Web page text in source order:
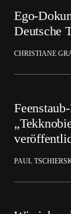
Ego-
Deutsche
CHRISTIANE
PAUL